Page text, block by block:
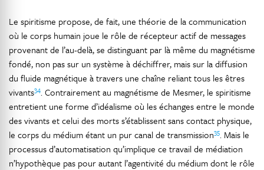
Le spiritisme propose, de fait, une théorie de la communication
où le corps humain joue le rôle de récepteur actif de messages
provenant de l’au-delà, se distinguant par là même du magnétisme
fondé, non pas sur un système à déchiffrer, mais sur la diffusion
du fluide magnétique à travers une chaîne reliant tous les êtres
vivants34. Contrairement au magnétisme de Mesmer, le spiritisme
entretient une forme d’idéalisme où les échanges entre le monde
des vivants et celui des morts s’établissent sans contact physique,
le corps du médium étant un pur canal de transmission35. Mais le
processus d’automatisation qu’implique ce travail de médiation
n’hypothèque pas pour autant l’agentivité du médium dont le rôle